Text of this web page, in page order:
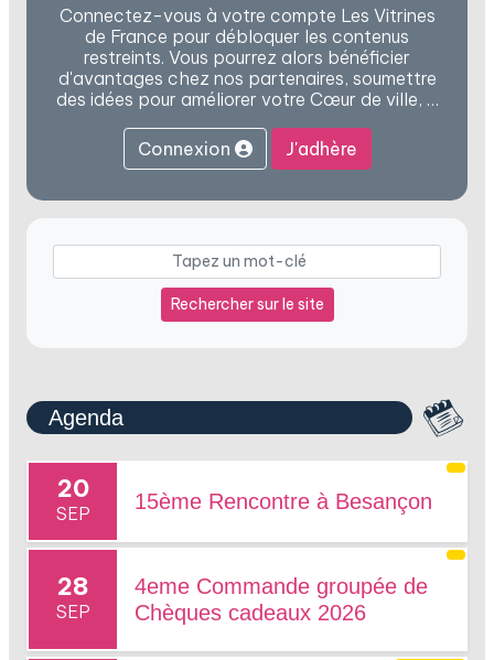
Connectez-vous à votre compte Les Vitrines
de France pour débloquer les contenus
restreints. Vous pourrez alors bénéficier
d'avantages chez nos partenaires, soumettre
des idées pour améliorer votre Cœur de ville, …
Connexion J'adhère
Rechercher sur le site
Agenda
20
SEP 15ème Rencontre à Besançon
28
SEP
4eme Commande groupée de
Chèques cadeaux 2026